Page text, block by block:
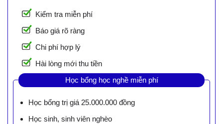
Kiểm tra miễn phí
Báo giá rõ ràng
Chi phí hợp lý
Hài lòng mới thu tiền
Học bổng học nghề miễn phí
Học bổng trị giá 25.000.000 đồng
Học sinh, sinh viên nghèo